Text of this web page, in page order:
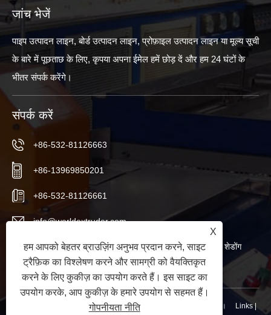
जांच भेजें
पाइप उत्पादन लाइन, बोर्ड उत्पादन लाइन, प्रोफ़ाइल उत्पादन लाइन या मूल्य सूची
के बारे में पूछताछ के लिए, कृपया अपना ईमेल हमें छोड़ दें और हम 24 घंटों के
भीतर संपर्क करेंगे।
संपर्क करें
+86-532-81126663
+86-13969850201
+86-532-81126661
info@worldextruder.com
नुओज़ुआंग, सानलिहे कार्यालय, जियाओझोउ शहर, क़िंगदाओ शहर, शेडोंग
प्रांत, चीन
कॉपीराइट © 2024 क़िंगदाओ लॉन्गचांगजी मशीनरी कं, लिमिटेड सर्वाधिकार सुरक्षित। Links|
X
हम आपको बेहतर ब्राउज़िंग अनुभव प्रदान करने, साइट
ट्रैफ़िक का विश्लेषण करने और सामग्री को वैयक्तिकृत
करने के लिए कुकीज़ का उपयोग करते हैं। इस साइट का
उपयोग करके, आप कुकीज़ के हमारे उपयोग से सहमत हैं।
गोपनीयता नीति